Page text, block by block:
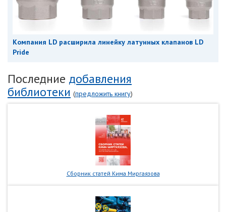
Компания LD расширила линейку латунных клапанов LD
Pride
Последние добавления
библиотеки (предложить книгу)
Сборник статей Кима Миргаязова